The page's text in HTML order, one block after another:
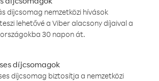
díjcsomag nemzetközi hívások
lehetővé a Viber alacsony díjaival a
30 napon át.
díjcsomagok
díjcsomag biztosítja a nemzetközi